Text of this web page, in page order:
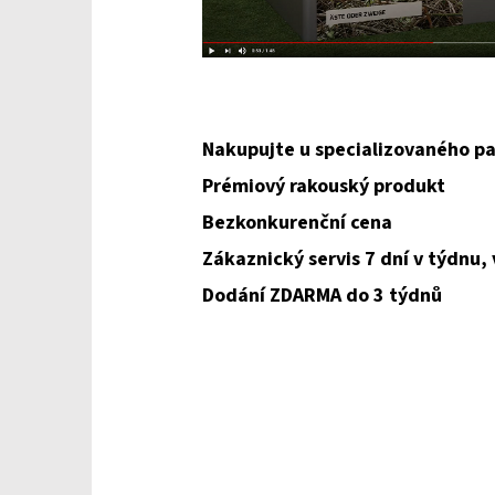
Nakupujte u specializovaného
Prémiový rakouský produkt
Bezkonkurenční cena
Zákaznický servis 7 dní v
Dodání ZDARMA do 3 týdnů